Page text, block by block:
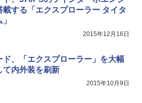
載する「エクスプローラー タイタ
2015年12月16日
ド、「エクスプローラー」を大幅
て内外装を刷新
2015年10月9日